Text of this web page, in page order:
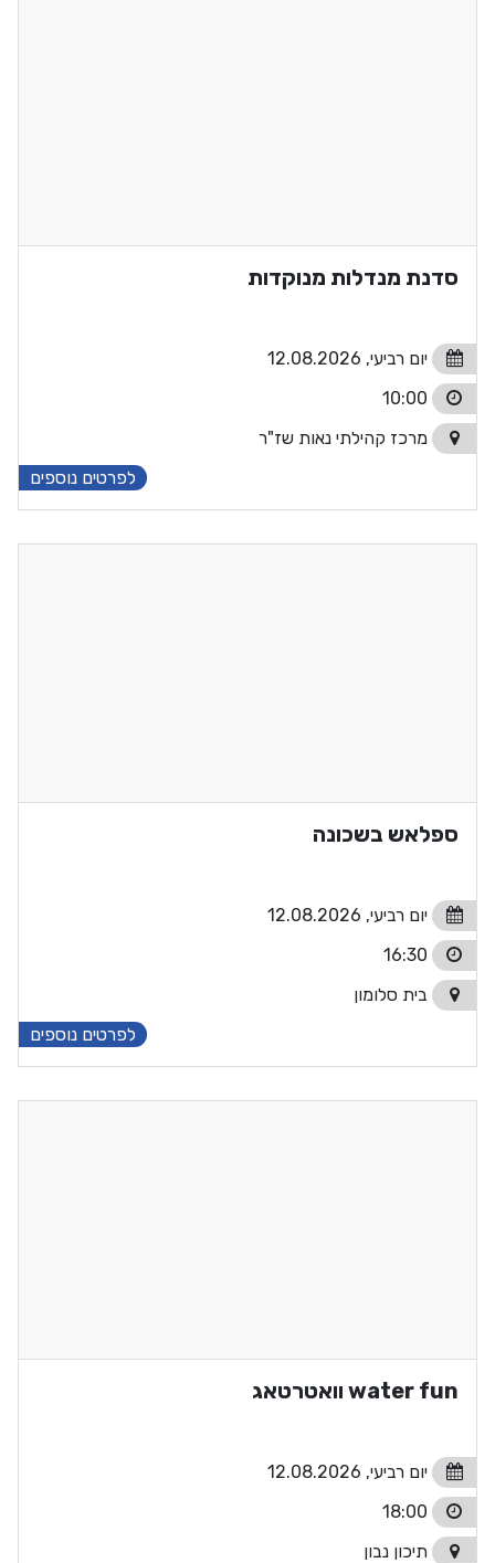
סדנת מנדלות מנוקדות
יום רביעי, 12.08.2026
מרכז קהילתי נאות שז"ר
לפרטים נוספים
ספלאש בשכונה
יום רביעי, 12.08.2026
בית סלומון
לפרטים נוספים
water fun וואטרטאג
יום רביעי, 12.08.2026
תיכון נבון